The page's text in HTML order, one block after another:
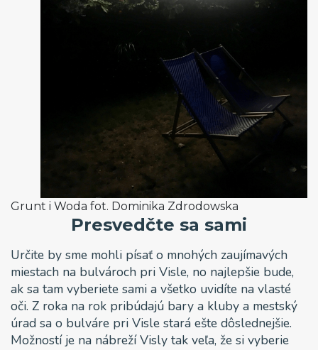
Grunt i Woda fot. Dominika Zdrodowska
Presvedčte sa sami
Určite by sme mohli písať o mnohých zaujímavých
miestach na bulvároch pri Visle, no najlepšie bude,
ak sa tam vyberiete sami a všetko uvidíte na vlasté
oči. Z roka na rok pribúdajú bary a kluby a mestský
úrad sa o bulváre pri Visle stará ešte dôslednejšie.
Možností je na nábreží Visly tak veľa, že si vyberie